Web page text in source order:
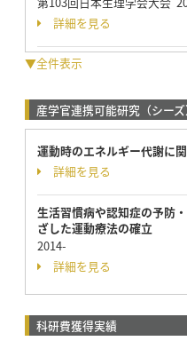
詳細を見る
▼全件表示
産学官連携可能研究（シー
運動時のエネルギー代謝に
詳細を見る
生活習慣病や認知症の予防
ざした運動療法の確立
2014-
詳細を見る
科研費獲得実績